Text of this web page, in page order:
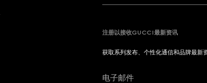
注册以接收GUCCI最新资讯
获取系列发布、个性化通信和品牌最新
电子邮件